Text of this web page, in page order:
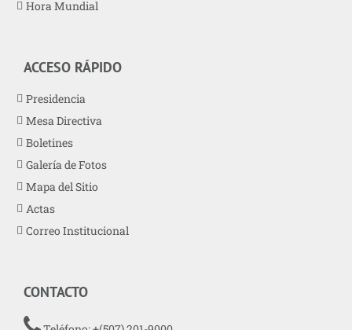
Hora Mundial
ACCESO RÁPIDO
Presidencia
Mesa Directiva
Boletines
Galería de Fotos
Mapa del Sitio
Actas
Correo Institucional
CONTACTO